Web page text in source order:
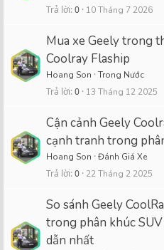
Trả lời 0 10 Tháng 7 2026
Mua xe Geely trong
Coolray Flaship
Hoang Son Trong Nước
Trả lời 0 13 Tháng 12 2025
Cận cảnh Geely
cạnh tranh trong
Hoang Son Đánh Giá Xe
Trả lời 0 22 Tháng 2 2025
So sánh Geely
trong phân khúc
dẫn nhất